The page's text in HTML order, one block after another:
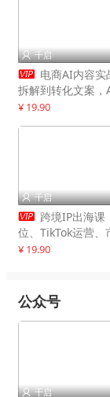
 千启
 电商AI内容实
拆解到转化文案
能，解放人力，单
¥ 19.90
 千启
 跨境IP出海课
位、TikTok运营、
握核心闭环，实现
¥ 19.90
公众号
 千启